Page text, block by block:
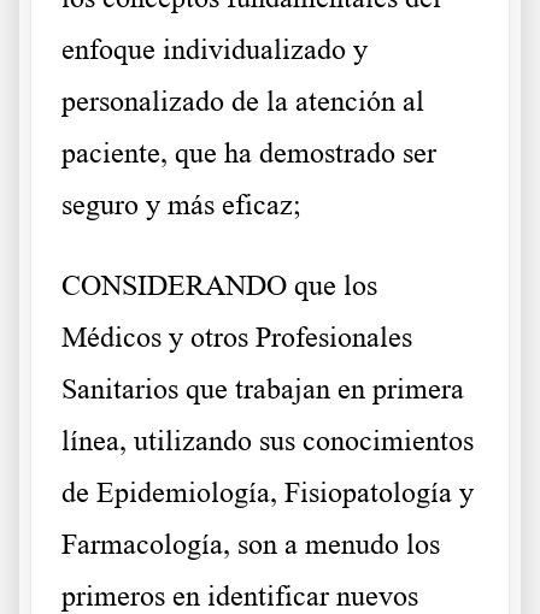
enfoque individualizado y
personalizado de la atención al
paciente, que ha demostrado ser
seguro y más eficaz;
CONSIDERANDO que los
Médicos y otros Profesionales
Sanitarios que trabajan en primera
línea, utilizando sus conocimientos
de Epidemiología, Fisiopatología y
Farmacología, son a menudo los
primeros en identificar nuevos